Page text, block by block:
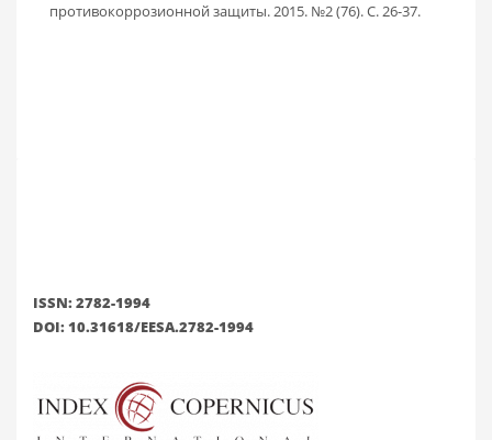
противокоррозионной защиты. 2015. №2 (76). С. 26-37.
ISSN: 2782-1994
DOI: 10.31618/EESA.2782-1994